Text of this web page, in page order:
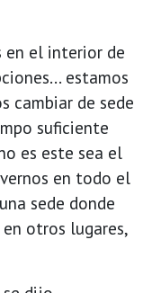
en el interior de
estamos
cambiar de sede
suficiente
es este sea el
en todo el
sede donde
otros lugares,